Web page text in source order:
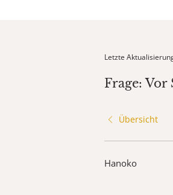
Letzte
Frage:
Übersicht
Hanoko